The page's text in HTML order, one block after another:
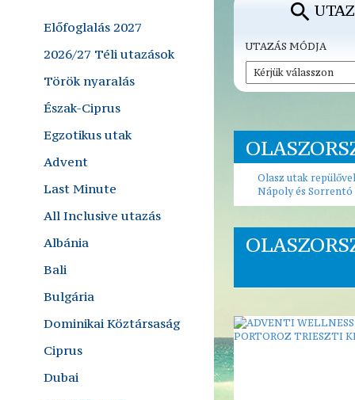
Előfoglalás 2027
2026/27 Téli utazások
Török nyaralás
Észak-Ciprus
Egzotikus utak
Advent
Last Minute
All Inclusive utazás
Albánia
Bali
Bulgária
Dominikai Köztársaság
Ciprus
Dubai
UTAZÁS MÓDJA
Olasz utak repülővel
Nápoly és Sorrentó